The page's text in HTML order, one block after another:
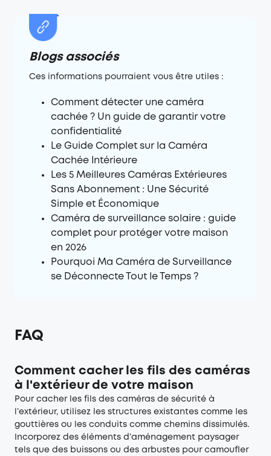
Blogs associés
Ces informations pourraient vous être utiles :
Comment détecter une caméra
cachée ? Un guide de garantir votre
confidentialité
Le Guide Complet sur la Caméra
Cachée Intérieure
Les 5 Meilleures Caméras Extérieures
Sans Abonnement : Une Sécurité
Simple et Économique
Caméra de surveillance solaire : guide
complet pour protéger votre maison
en 2026
Pourquoi Ma Caméra de Surveillance
se Déconnecte Tout le Temps ?
FAQ
Comment cacher les fils des caméras
à l'extérieur de votre maison
Pour cacher les fils des caméras de sécurité à
l’extérieur, utilisez les structures existantes comme les
gouttières ou les conduits comme chemins dissimulés.
Incorporez des éléments d’aménagement paysager
tels que des buissons ou des arbustes pour camoufler